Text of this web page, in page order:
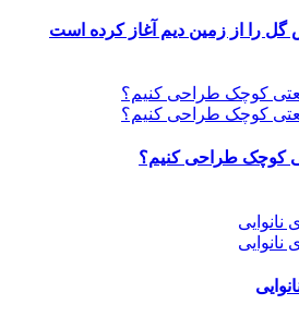
گل را از زمین دیم آغاز کرده است
کوچک طراحی کنیم؟